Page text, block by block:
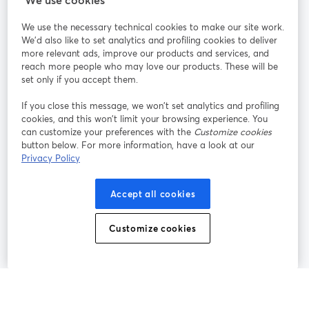
Mitmachen
Webinar Facebook
wird in einem neuen Tab geöffnet
X (Twitter)
wird in einem neuen Tab geöffnet
Nutzungsbedingungen
wird in einem neuen Tab geöffnet
Datenschutzrichtlinie
wird in einem neuen Tab geöffnet
Cookie-Richtlinie
Cookie-Einstellungen Hilfe-Center
We use the necessary technical cookies to make our site work.
We'd also like to set analytics and profiling cookies to deliver
more relevant ads, improve our products and services, and
reach more people who may love our products. These will be
set only if you accept them.
If you close this message, we won’t set analytics and profiling
cookies, and this won’t limit your browsing experience. You
can customize your preferences with the Customize cookies
button below. For more information, have a look at our
Privacy Policy
Accept all cookies
Customize cookies